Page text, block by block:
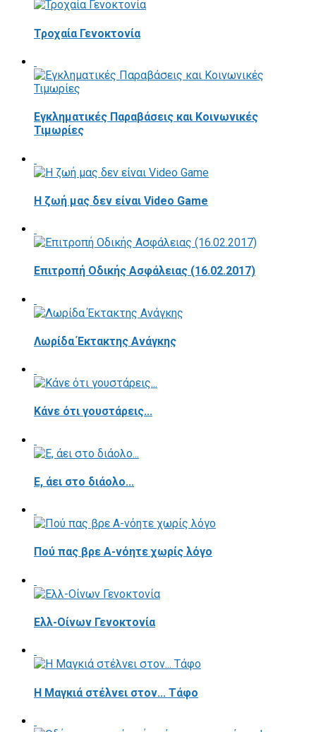
Τροχαία Γενοκτονία
Εγκληματικές Παραβάσεις και Κοινωνικές
Τιμωρίες
Η ζωή μας δεν είναι Video Game
Επιτροπή Οδικής Ασφάλειας (16.02.2017)
Λωρίδα Έκτακτης Ανάγκης
Κάνε ότι γουστάρεις...
E, άει στο διάολο...
Πού πας βρε Α-νόητε χωρίς λόγο
Ελλ-Οίνων Γενοκτονία
H Μαγκιά στέλνει στον... Τάφο